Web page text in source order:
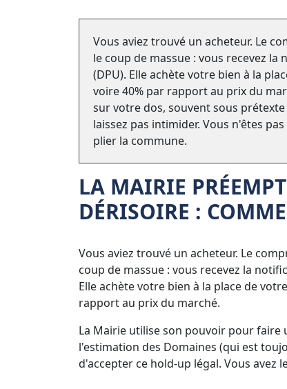
Vous aviez trouvé un acheteur. Le
le coup de massue : vous recevez
(DPU). Elle achète votre bien à la
voire 40% par rapport au prix du
sur votre dos, souvent sous
laissez pas intimider. Vous n'êtes
plier la commune.
LA MAIRIE
DÉRISOIRE :
Vous aviez trouvé un acheteur. Le
coup de massue : vous recevez la
Elle achète votre bien à la place de
rapport au prix du marché.
La Mairie utilise son pouvoir pour
l'estimation des Domaines (qui est
d'accepter ce hold-up légal. Vous avez